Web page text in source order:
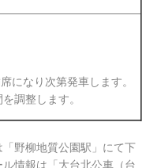
になり次第発車します。
調整します。
野柳地質公園駅」にて下
情報は「大台北公車（台